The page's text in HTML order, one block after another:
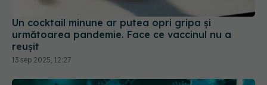
Un cocktail minune ar putea opri gripa și
următoarea pandemie. Face ce vaccinul nu a
reușit
13 sep 2025, 12:27